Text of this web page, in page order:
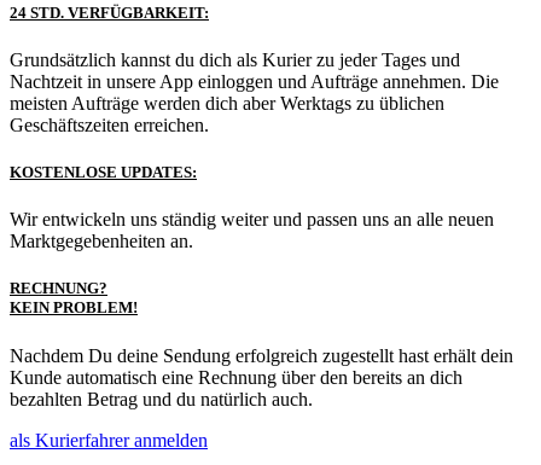
24 STD. VERFÜGBARKEIT:
Grundsätzlich kannst du dich als Kurier zu jeder Tages und
Nachtzeit in unsere App einloggen und Aufträge annehmen. Die
meisten Aufträge werden dich aber Werktags zu üblichen
Geschäftszeiten erreichen.
KOSTENLOSE UPDATES:
Wir entwickeln uns ständig weiter und passen uns an alle neuen
Marktgegebenheiten an.
RECHNUNG?
KEIN PROBLEM!
Nachdem Du deine Sendung erfolgreich zugestellt hast erhält dein
Kunde automatisch eine Rechnung über den bereits an dich
bezahlten Betrag und du natürlich auch.
als Kurierfahrer anmelden